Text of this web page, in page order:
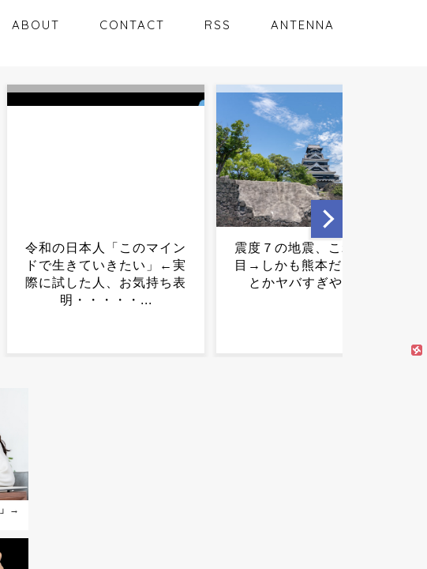
ABOUT CONTACT RSS ANTENNA
震度７の地震、これで８回
目→しかも熊本だけで３回
とかヤバすぎやろ…...
倉田真由美「人の救助中に
ペット救助を叫ぶな」←賛
否真っ二つに...
→